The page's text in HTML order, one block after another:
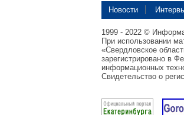
Новости
1999 - 2022 ©
При использовании
«Свердловское
зарегистрировано в
информационных
Свидетельство о